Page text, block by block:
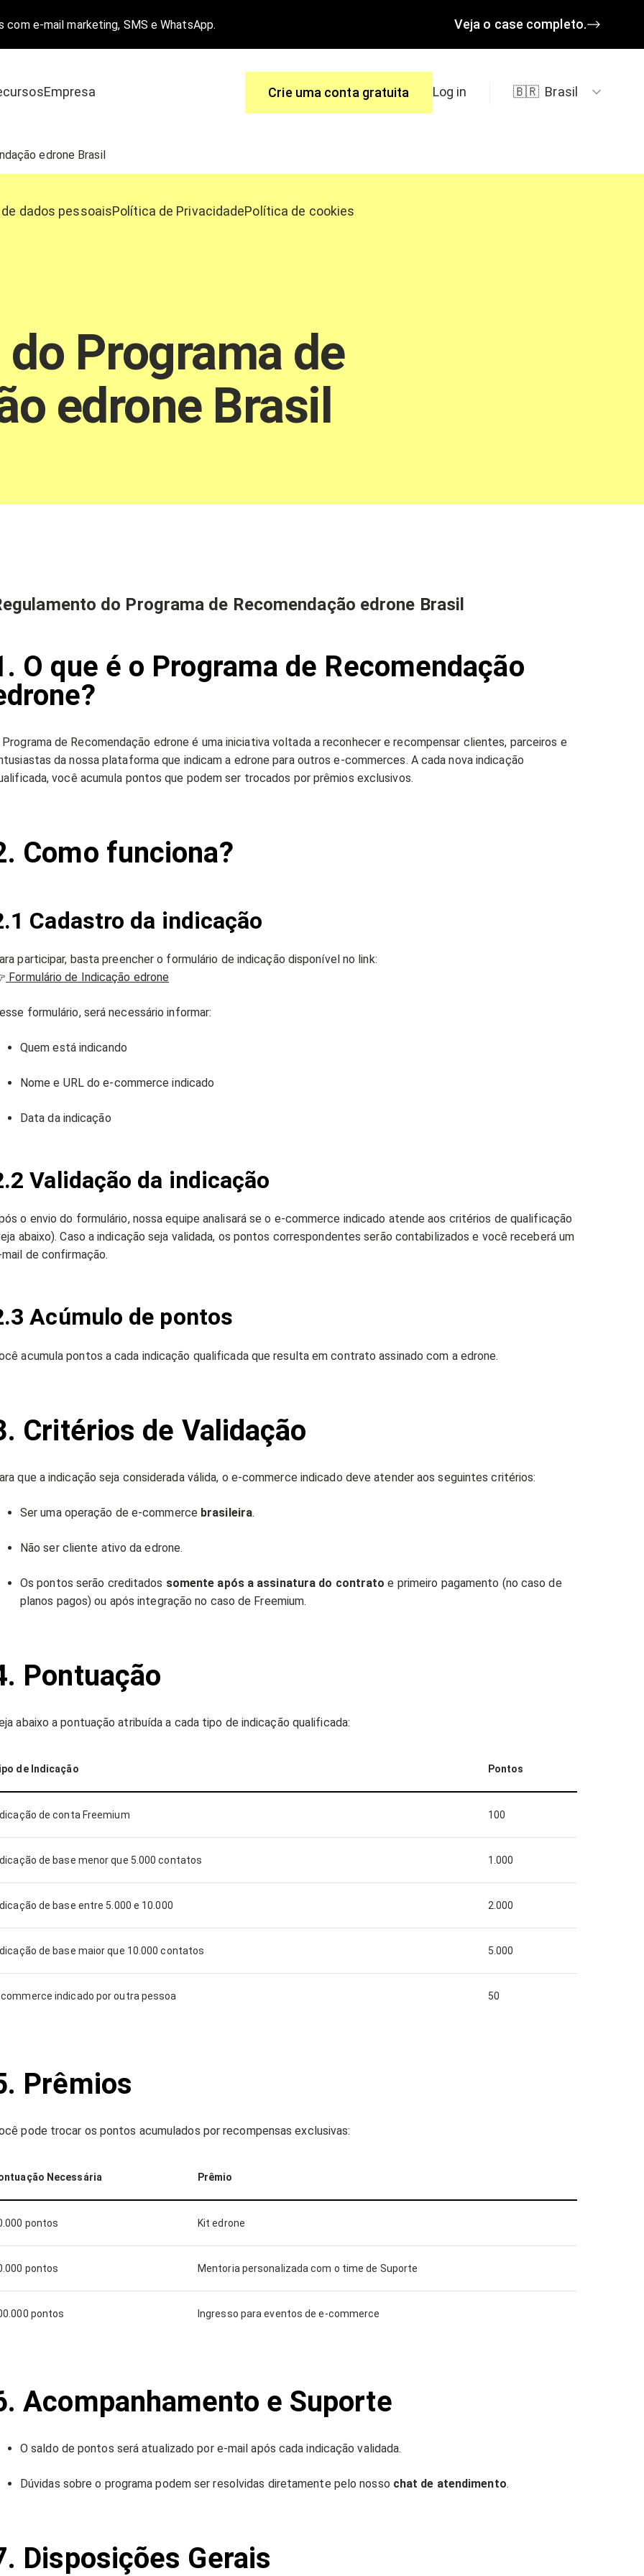
com e-mail marketing, SMS e WhatsApp. Veja o case completo.
e-commerce
Central de ajuda
Empresa Crie uma conta gratuita Log in 🇧🇷 Brasil
edrone Brasil
dados pessoaisPolítica de PrivacidadePolítica de cookies
Programa de
edrone Brasil
do Programa de Recomendação edrone Brasil
O que é o Programa de Recomendação
Programa de Recomendação edrone é uma iniciativa voltada a reconhecer e recompensar clientes, parceiros e
da nossa plataforma que indicam a edrone para outros e-commerces. A cada nova indicação
você acumula pontos que podem ser trocados por prêmios exclusivos.
Como funciona?
Cadastro da indicação
participar, basta preencher o formulário de indicação disponível no link:
Formulário de Indicação edrone
formulário, será necessário informar:
Quem está indicando
Nome e URL do e-commerce indicado
Data da indicação
Validação da indicação
o envio do formulário, nossa equipe analisará se o e-commerce indicado atende aos critérios de qualificação
abaixo). Caso a indicação seja validada, os pontos correspondentes serão contabilizados e você receberá um
de confirmação.
Acúmulo de pontos
acumula pontos a cada indicação qualificada que resulta em contrato assinado com a edrone.
Critérios de Validação
que a indicação seja considerada válida, o e-commerce indicado deve atender aos seguintes critérios:
Ser uma operação de e-commerce brasileira.
Não ser cliente ativo da edrone.
Os pontos serão creditados somente após a assinatura do contrato e primeiro pagamento (no caso de
planos pagos) ou após integração no caso de Freemium.
Pontuação
abaixo a pontuação atribuída a cada tipo de indicação qualificada:
de Indicação Pontos
de conta Freemium 100
de base menor que 5.000 contatos 1.000
de base entre 5.000 e 10.000 2.000
de base maior que 10.000 contatos 5.000
commerce indicado por outra pessoa 50
Prêmios
pode trocar os pontos acumulados por recompensas exclusivas:
Necessária Prêmio
pontos Kit edrone
pontos Mentoria personalizada com o time de Suporte
pontos Ingresso para eventos de e-commerce
Acompanhamento e Suporte
O saldo de pontos será atualizado por e-mail após cada indicação validada.
Dúvidas sobre o programa podem ser resolvidas diretamente pelo nosso chat de atendimento.
Disposições Gerais